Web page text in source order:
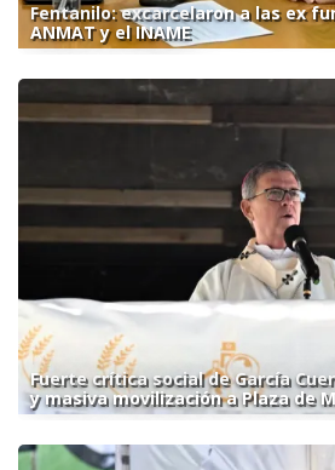
Fentanilo: excarcelaron a las ex
ANMAT y el INAME
Fuerte crítica social de García
y masiva movilización a Plaza de